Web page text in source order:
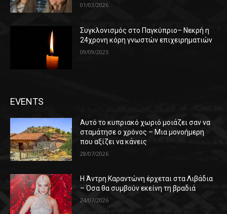
01/03/2026
Συγκλονισμός στο Παγκύπριο– Νεκρή η
24χρονη κόρη γνωστών επιχειρηματιών
09/09/2025
EVENTS
Αυτό το κυπριακό χωριό μοιάζει σαν να
σταμάτησε ο χρόνος – Μια μονοήμερη
που αξίζει να κάνεις
28/07/2026
Η Άντρη Καραντώνη έρχεται στα Λιβάδια
– Όσα θα συμβούν εκείνη τη βραδιά
24/07/2026